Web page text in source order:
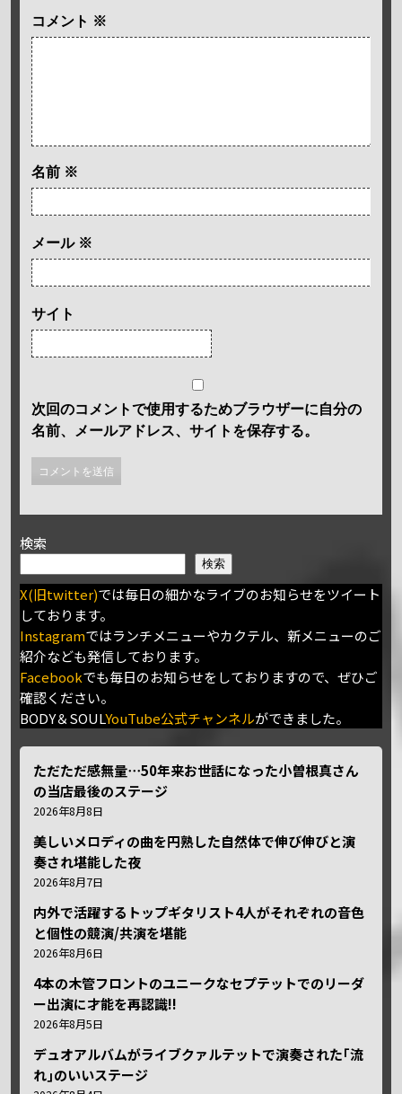
コメント ※
名前 ※
メール ※
サイト
次回のコメントで使用するためブラウザーに自分の
名前、メールアドレス、サイトを保存する。
検索
検索
X(旧twitter)では毎日の細かなライブのお知らせをツイート
しております。
Instagramではランチメニューやカクテル、新メニューのご
紹介なども発信しております。
Facebookでも毎日のお知らせをしておりますので、ぜひご
確認ください。
BODY＆SOULYouTube公式チャンネルができました。
ただただ感無量⋯50年来お世話になった小曽根真さん
の当店最後のステージ
2026年8月8日
美しいメロディの曲を円熟した自然体で伸び伸びと演
奏され堪能した夜
2026年8月7日
内外で活躍するトップギタリスト4人がそれぞれの音色
と個性の競演/共演を堪能
2026年8月6日
4本の木管フロントのユニークなセプテットでのリーダ
ー出演に才能を再認識!!
2026年8月5日
デュオアルバムがライブクァルテットで演奏された｢流
れ｣のいいステージ